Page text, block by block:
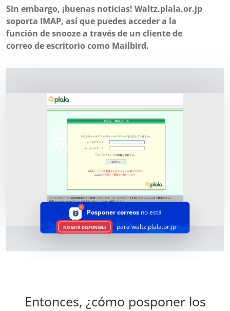
Sin embargo, ¡buenas noticias! Waltz.plala.or.jp
soporta IMAP, así que puedes acceder a la
función de snooze a través de un cliente de
correo de escritorio como Mailbird.
Posponer correos no está
NO ESTÁ DISPONIBLE para waltz.plala.or.jp
Entonces, ¿cómo posponer los